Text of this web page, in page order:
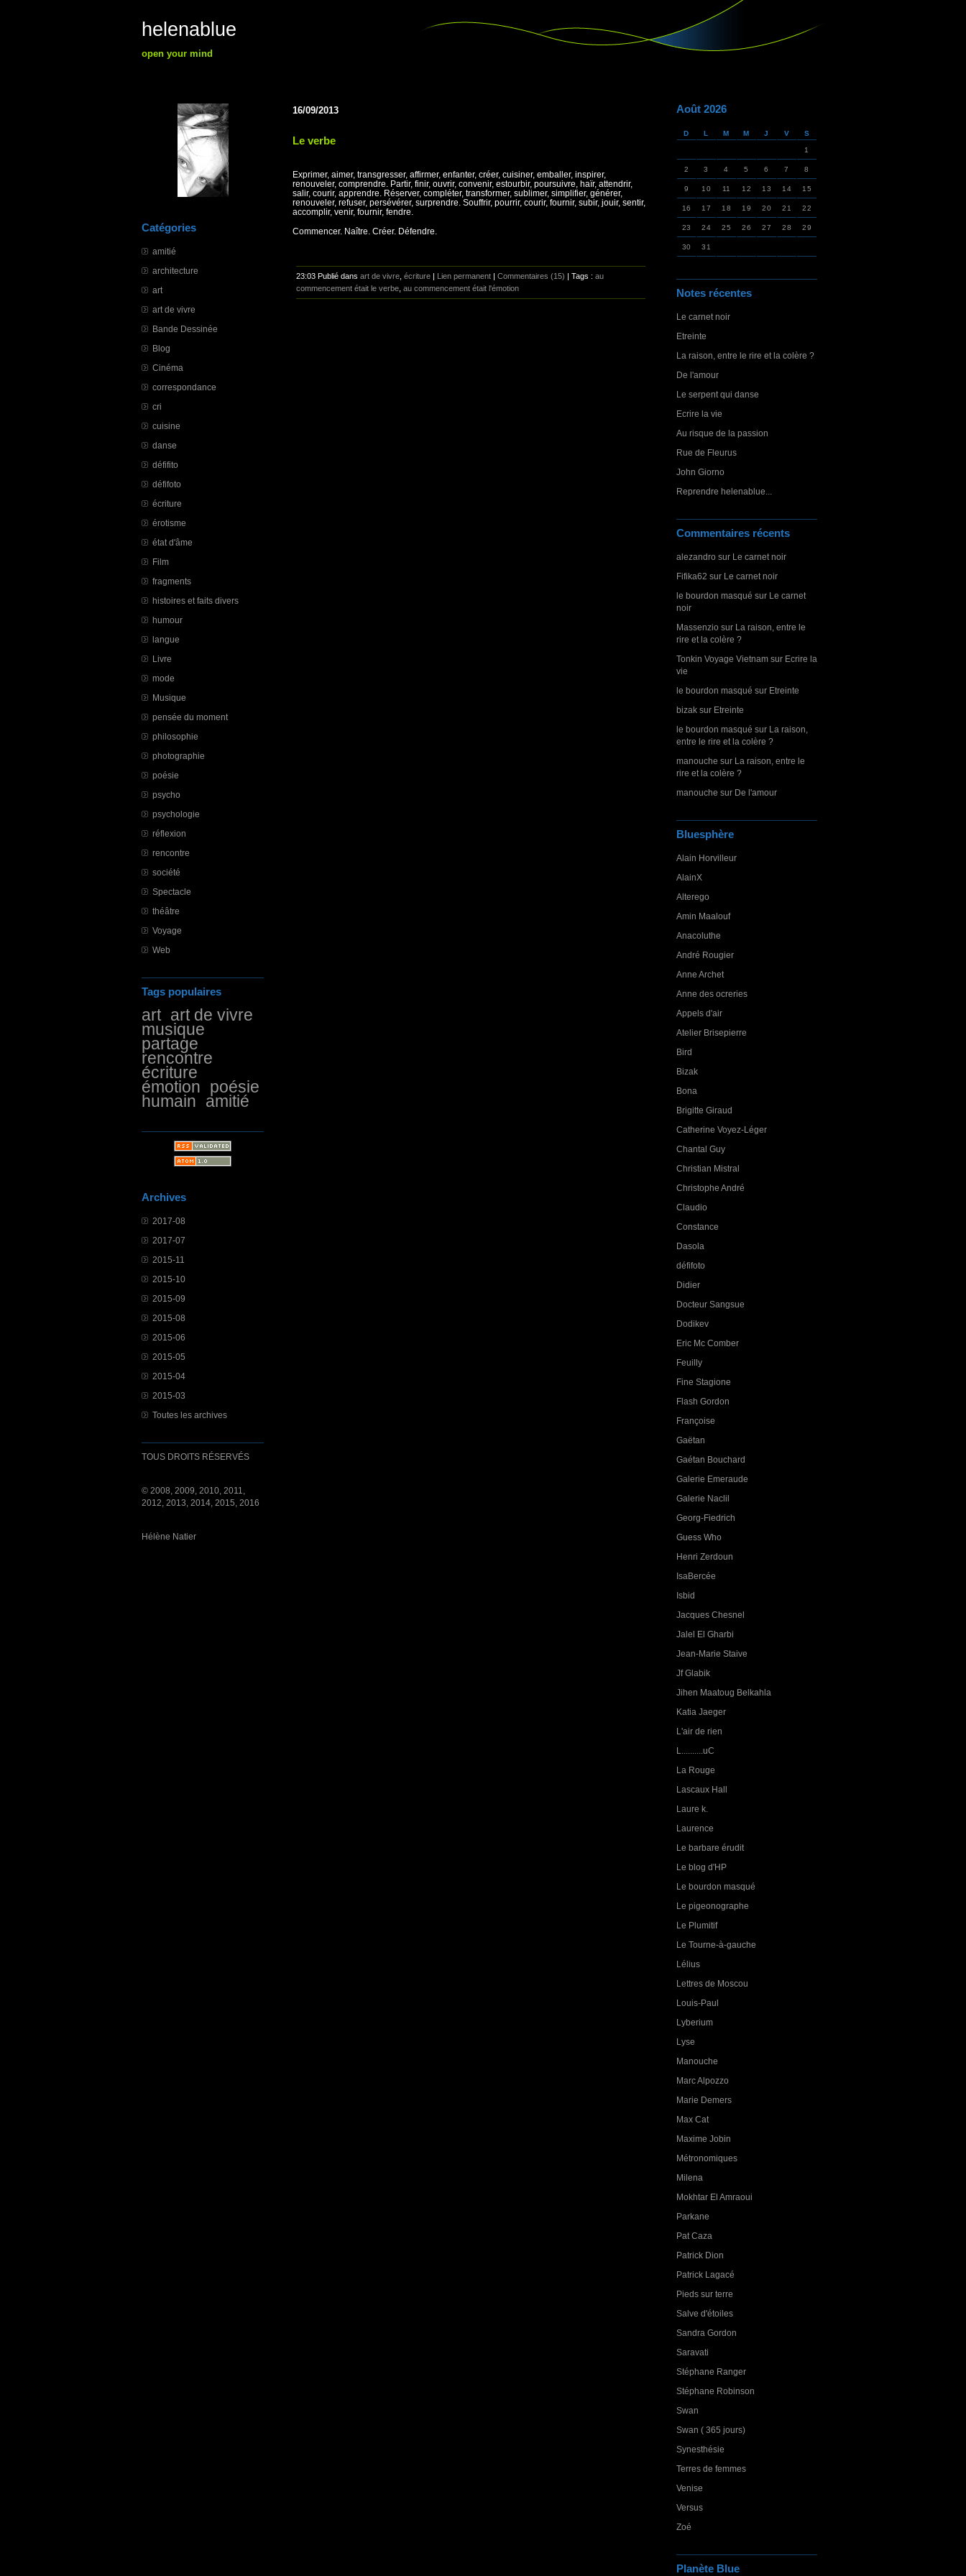
helenablue
open your mind
Catégories
amitié
architecture
art
art de vivre
Bande Dessinée
Blog
Cinéma
correspondance
cri
cuisine
danse
défifito
défifoto
écriture
érotisme
état d'âme
Film
fragments
histoires et faits divers
humour
langue
Livre
mode
Musique
pensée du moment
philosophie
photographie
poésie
psycho
psychologie
réflexion
rencontre
société
Spectacle
théâtre
Voyage
Web
Tags populaires
art art de vivre
musique
partage
rencontre
écriture
émotion poésie
humain amitié
Archives
2017-08
2017-07
2015-11
2015-10
2015-09
2015-08
2015-06
2015-05
2015-04
2015-03
Toutes les archives
TOUS DROITS RÉSERVÉS
© 2008, 2009, 2010, 2011,
2012, 2013, 2014, 2015, 2016
Hélène Natier
Août 2026
D L M M J V S
1
2 3 4 5 6 7 8
9 10 11 12 13 14 15
16 17 18 19 20 21 22
23 24 25 26 27 28 29
30 31
Notes récentes
Le carnet noir
Etreinte
La raison, entre le rire et la colère ?
De l'amour
Le serpent qui danse
Ecrire la vie
Au risque de la passion
Rue de Fleurus
John Giorno
Reprendre helenablue...
Commentaires récents
alezandro sur Le carnet noir
Fifika62 sur Le carnet noir
le bourdon masqué sur Le carnet
noir
Massenzio sur La raison, entre le
rire et la colère ?
Tonkin Voyage Vietnam sur Ecrire la
vie
le bourdon masqué sur Etreinte
bizak sur Etreinte
le bourdon masqué sur La raison,
entre le rire et la colère ?
manouche sur La raison, entre le
rire et la colère ?
manouche sur De l'amour
Bluesphère
Alain Horvilleur
AlainX
Alterego
Amin Maalouf
Anacoluthe
André Rougier
Anne Archet
Anne des ocreries
Appels d'air
Atelier Brisepierre
Bird
Bizak
Bona
Brigitte Giraud
Catherine Voyez-Léger
Chantal Guy
Christian Mistral
Christophe André
Claudio
Constance
Dasola
défifoto
Didier
Docteur Sangsue
Dodikev
Eric Mc Comber
Feuilly
Fine Stagione
Flash Gordon
Françoise
Gaëtan
Gaétan Bouchard
Galerie Emeraude
Galerie Naclil
Georg-Fiedrich
Guess Who
Henri Zerdoun
IsaBercée
Isbid
Jacques Chesnel
Jalel El Gharbi
Jean-Marie Staive
Jf Glabik
Jihen Maatoug Belkahla
Katia Jaeger
L'air de rien
L..........uC
La Rouge
Lascaux Hall
Laure k.
Laurence
Le barbare érudit
Le blog d'HP
Le bourdon masqué
Le pigeonographe
Le Plumitif
Le Tourne-à-gauche
Lélius
Lettres de Moscou
Louis-Paul
Lyberium
Lyse
Manouche
Marc Alpozzo
Marie Demers
Max Cat
Maxime Jobin
Métronomiques
Milena
Mokhtar El Amraoui
Parkane
Pat Caza
Patrick Dion
Patrick Lagacé
Pieds sur terre
Salve d'étoiles
Sandra Gordon
Saravati
Stéphane Ranger
Stéphane Robinson
Swan
Swan ( 365 jours)
Synesthésie
Terres de femmes
Venise
Versus
Zoé
Planète Blue
16/09/2013
Le verbe
Exprimer, aimer, transgresser, affirmer, enfanter, créer, cuisiner, emballer, inspirer,
renouveler, comprendre. Partir, finir, ouvrir, convenir, estourbir, poursuivre, haïr, attendrir,
salir, courir, apprendre. Réserver, compléter, transformer, sublimer, simplifier, générer,
renouveler, refuser, persévérer, surprendre. Souffrir, pourrir, courir, fournir, subir, jouir, sentir,
accomplir, venir, fournir, fendre.
Commencer. Naître. Créer. Défendre.
23:03 Publié dans art de vivre écriture | Lien permanent | Commentaires (15) | Tags : au
commencement était le verbe au commencement était l'émotion